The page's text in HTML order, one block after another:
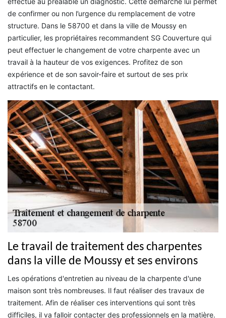
de confirmer ou non l’urgence du remplacement de votre
structure. Dans le 58700 et dans la ville de Moussy en
particulier, les propriétaires recommandent SG Couverture qui
peut effectuer le changement de votre charpente avec un
travail à la hauteur de vos exigences. Profitez de son
expérience et de son savoir-faire et surtout de ses prix
attractifs en le contactant.
Le travail de traitement des charpentes
dans la ville de Moussy et ses environs
Les opérations d'entretien au niveau de la charpente d'une
maison sont très nombreuses. Il faut réaliser des travaux de
traitement. Afin de réaliser ces interventions qui sont très
difficiles, il va falloir contacter des professionnels en la matière.